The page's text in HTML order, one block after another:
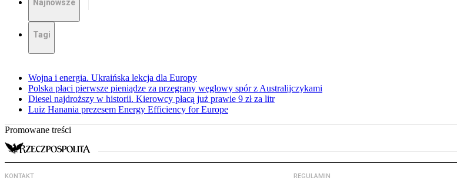
Najnowsze
Tagi
Wojna i energia. Ukraińska lekcja dla Europy
Polska płaci pierwsze pieniądze za przegrany węglowy spór z Australijczykami
Diesel najdroższy w historii. Kierowcy płacą już prawie 9 zł za litr
Luiz Hanania prezesem Energy Efficiency for Europe
Promowane treści
KONTAKT REGULAMIN